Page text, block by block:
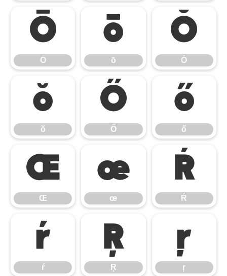
Ō
Ō
ō
ō
Ŏ
Ŏ
ŏ
ŏ
Ő
Ő
ő
ő
Œ
Œ
œ
œ
Ŕ
Ŕ
ŕ
ŕ
Ŗ
Ŗ
ŗ
ŗ